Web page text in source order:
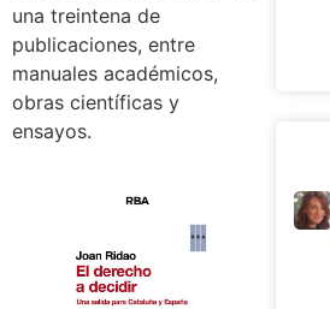
una treintena de
publicaciones, entre
manuales académicos,
obras científicas y
ensayos.